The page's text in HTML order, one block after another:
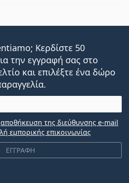
Κερδίστε 50
την εγγραφή σας στο
και επιλέξτε ένα δώρο
ΕΓΓΡΑΦΗ
αποθήκευση της διεύθυνσης e-mail
εμπορικής επικοινωνίας